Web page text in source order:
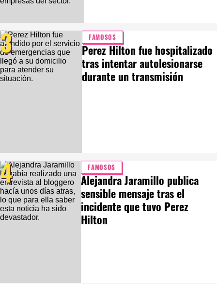
3 FAMOSOS
Perez Hilton fue hospitalizado
tras intentar autolesionarse
durante un transmisión
4 FAMOSOS
Alejandra Jaramillo publica
sensible mensaje tras el
incidente que tuvo Perez
Hilton